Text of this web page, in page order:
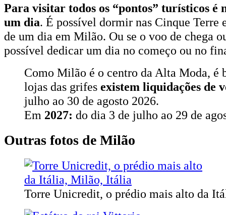
Para visitar todos os “pontos” turísticos é
um dia. É possível dormir nas Cinque Terre
de um dia em Milão. Ou se o voo de chega
possível dedicar um dia no começo ou no
Como Milão é o centro da Alta Moda, é
lojas das grifes existem liquidações de
julho ao 30 de agosto 2026.
Em 2027: do dia 3 de julho ao 29 de
Outras fotos de Milão
Torre Unicredit, o prédio mais alto da